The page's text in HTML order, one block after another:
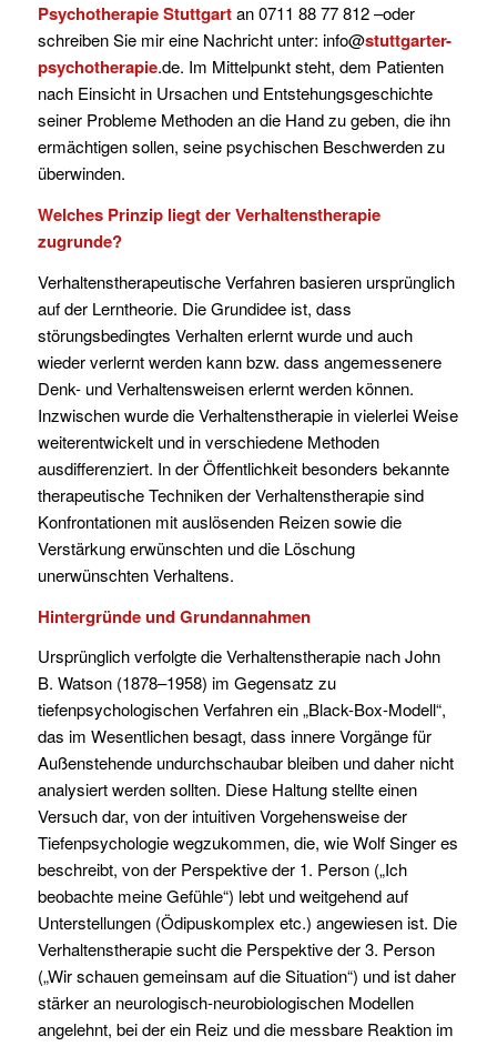
Psychotherapie Stuttgartan 0711 88 77 812 –oder
schreiben Sie mir eine Nachricht unter: info@stuttgarter-
psychotherapie.de. Im Mittelpunkt steht, dem Patienten
nach Einsicht in Ursachen und Entstehungsgeschichte
seiner Probleme Methoden an die Hand zu geben, die ihn
ermächtigen sollen, seine psychischen Beschwerden zu
überwinden.
Welches Prinzip liegt der Verhaltenstherapie
zugrunde?
Verhaltenstherapeutische Verfahren basieren ursprünglich
auf der Lerntheorie. Die Grundidee ist, dass
störungsbedingtes Verhalten erlernt wurde und auch
wieder verlernt werden kann bzw. dass angemessenere
Denk- und Verhaltensweisen erlernt werden können.
Inzwischen wurde die Verhaltenstherapie in vielerlei Weise
weiterentwickelt und in verschiedene Methoden
ausdifferenziert. In der Öffentlichkeit besonders bekannte
therapeutische Techniken der Verhaltenstherapie sind
Konfrontationen mit auslösenden Reizen sowie die
Verstärkung erwünschten und die Löschung
unerwünschten Verhaltens.
Hintergründe und Grundannahmen
Ursprünglich verfolgte die Verhaltenstherapie nach John
B. Watson (1878–1958) im Gegensatz zu
tiefenpsychologischen Verfahren ein „Black-Box-Modell“,
das im Wesentlichen besagt, dass innere Vorgänge für
Außenstehende undurchschaubar bleiben und daher nicht
analysiert werden sollten. Diese Haltung stellte einen
Versuch dar, von der intuitiven Vorgehensweise der
Tiefenpsychologie wegzukommen, die, wie Wolf Singer es
beschreibt, von der Perspektive der 1. Person („Ich
beobachte meine Gefühle“) lebt und weitgehend auf
Unterstellungen (Ödipuskomplex etc.) angewiesen ist. Die
Verhaltenstherapie sucht die Perspektive der 3. Person
(„Wir schauen gemeinsam auf die Situation“) und ist daher
stärker an neurologisch-neurobiologischen Modellen
angelehnt, bei der ein Reiz und die messbare Reaktion im